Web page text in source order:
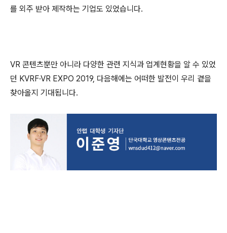
를 외주 받아 제작하는 기업도 있었습니다.
VR 콘텐츠뿐만 아니라 다양한 관련 지식과 업계현황을 알 수 있었
던 KVRF·VR EXPO 2019, 다음해에는 어떠한 발전이 우리 곁을
찾아올지 기대됩니다.